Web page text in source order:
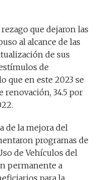
que dejaron las
al alcance de las
de sus
de
que en este 2023 se
renovación, 34.5 por
de la mejora del
programas de
de Vehículos del
permanente a